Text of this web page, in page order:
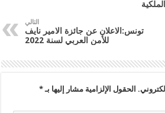
التالي
تونس:الاعلان عن جائزة الامير نايف
للأمن العربي لسنة 2022
الحقول الإلزامية مشار إليها بـ*